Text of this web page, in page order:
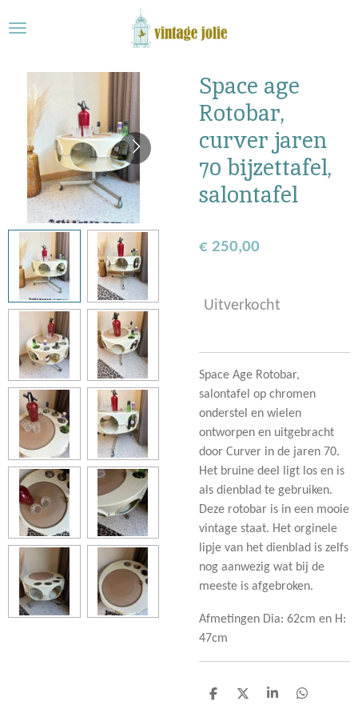
direct
hoofdinhoud
Space age
Rotobar,
curver jaren
70 bijzettafel,
salontafel
€ 250,00
Uitverkocht
Space Age Rotobar,
salontafel op chromen
onderstel en wielen
ontworpen en uitgebracht
door Curver in de jaren 70.
Het bruine deel ligt los en is
als dienblad te gebruiken.
Deze rotobar is in een mooie
vintage staat. Het orginele
lipje van het dienblad is zelfs
nog aanwezig wat bij de
meeste is afgebroken.
Afmetingen Dia: 62cm en H:
47cm
D
D
S
D